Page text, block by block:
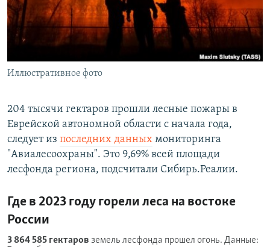
СОЦИАЛЬНЫЕ СЕТИ
Все сайты РСЕ/РС
Иллюстративное фото
204 тысячи гектаров прошли лесные пожары в
Еврейской автономной области с начала года,
следует из последних данных мониторинга
"Авиалесоохраны". Это 9,69% всей площади
лесфонда региона, подсчитали Сибирь.Реалии.